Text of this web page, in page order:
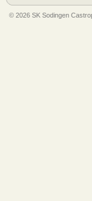
© 2026 SK Sodingen